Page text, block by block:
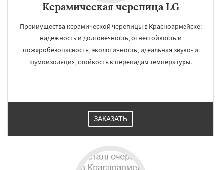
Керамическая черепица LG
Преимущества керамической черепицы в Красноармейске:
надежность и долговечность, огнестойкость и
пожаробезопасность, экологичность, идеальная звуко- и
шумоизоляция, стойкость к перепадам температуры.
ЗАКАЗАТЬ